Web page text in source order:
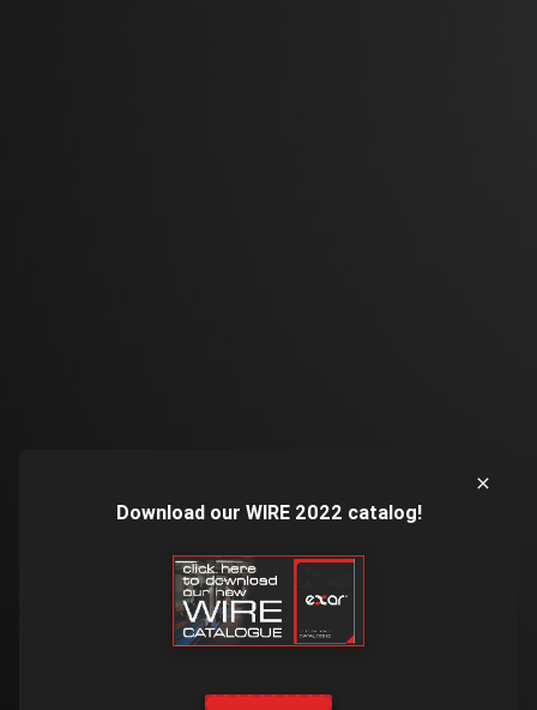
Download our WIRE 2022 catalog!